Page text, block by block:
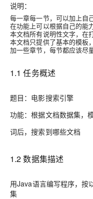
说明：
每一章每一节，可以加上自
在功能上可以根据自己的能
本文档所有说明性文字，在
本文档只提供了基本的模板
加一些章节，每节都应该尽
1.1 任务概述
题目：电影搜索引擎
功能：根据文档数据集，
词后，搜索到哪些文档
1.2 数据集描述
用Java语言编写程序，按
集